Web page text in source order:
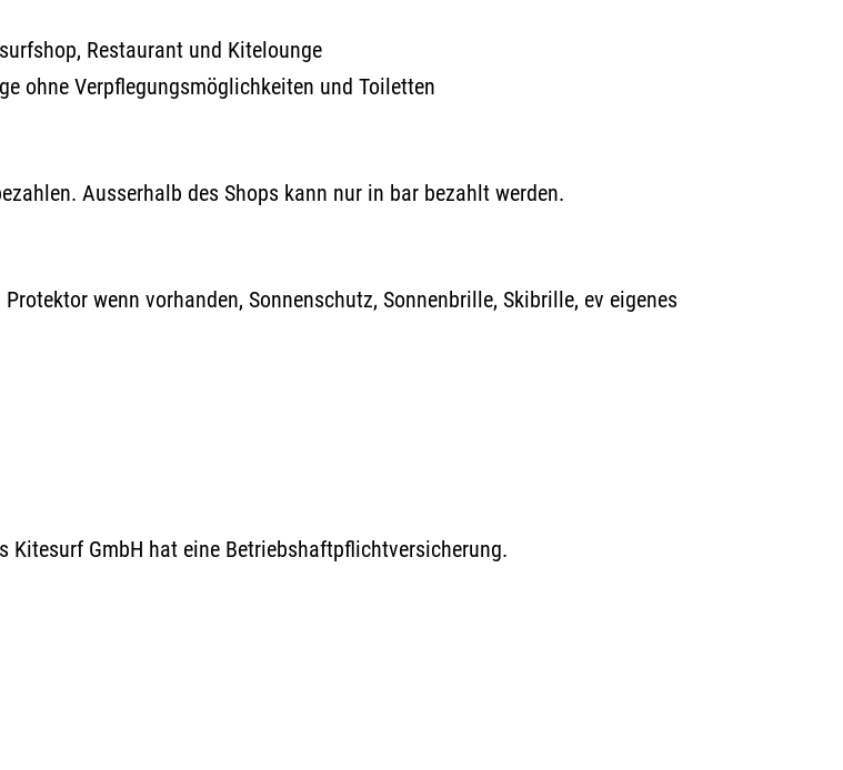
Restaurant und Kitelounge
ohne Verpflegungsmöglichkeiten und Toiletten
Ausserhalb des Shops kann nur in bar bezahlt werden.
wenn vorhanden, Sonnenschutz, Sonnenbrille, Skibrille, ev eigenes
Kitesurf GmbH hat eine Betriebshaftpflichtversicherung.